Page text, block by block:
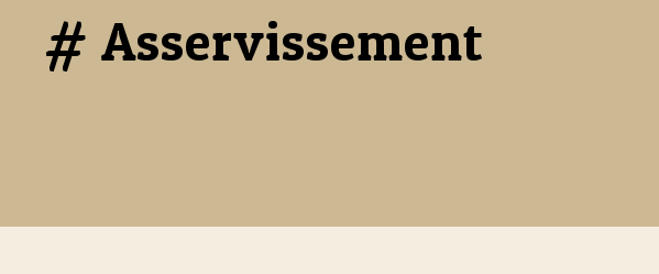
# Asservissement